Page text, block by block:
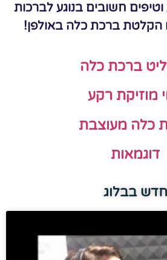
וטיפים חשובים בנוגע לברכות
הקלטת ברכת כלה באולפן!
ברכת כלה
מוזיקת רקע
כלה מעוצבת
דוגמאות
חדש בבלוג